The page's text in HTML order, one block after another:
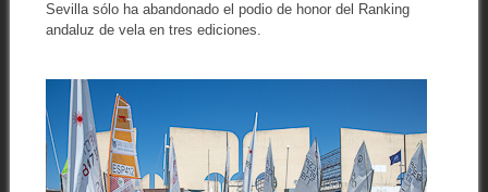
Sevilla sólo ha abandonado el podio de honor del Ranking
andaluz de vela en tres ediciones.